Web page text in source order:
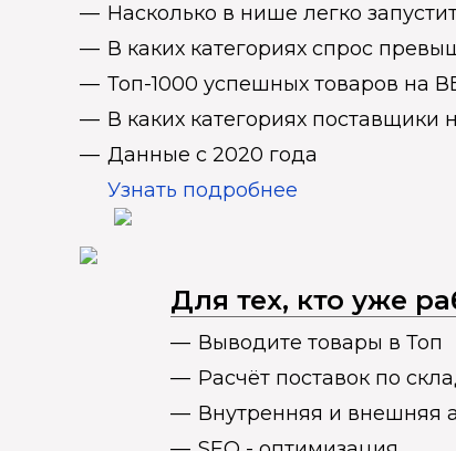
Насколько в нише легко
В каких категориях спрос
Топ-1000 успешных товаров на
В каких категориях поставщики
Данные с 2020 года
Узнать подробнее
Для тех, кто уже
Выводите товары в Топ
Расчёт поставок по
Внутренняя и внешняя